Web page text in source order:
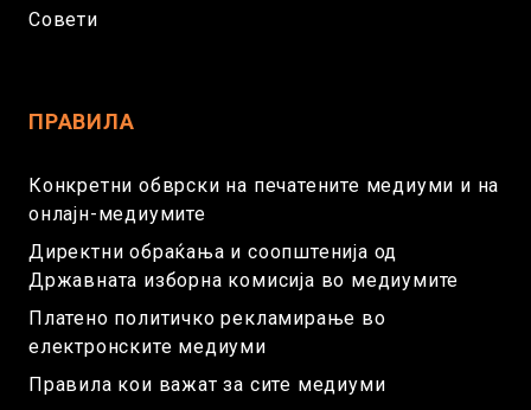
Совети
ПРАВИЛА
Конкретни обврски на печатените медиуми и на
онлајн-медиумите
Директни обраќања и соопштенија од
Државната изборна комисија во медиумите
Платено политичко рекламирање во
електронските медиуми
Правила кои важат за сите медиуми